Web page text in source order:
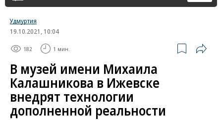
Удмуртия
19.10.2021, 10:04
182 1 мин.
В музей имени Михаила
Калашникова в Ижевске
внедрят технологии
дополненной реальности